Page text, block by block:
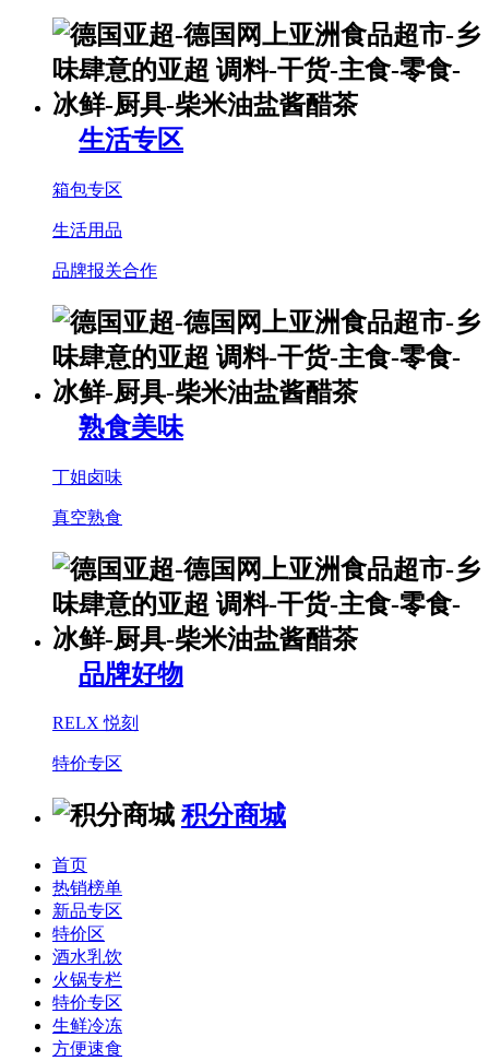
生活专区
箱包专区
生活用品
品牌报关合作
熟食美味
丁姐卤味
真空熟食
品牌好物
RELX 悦刻
特价专区
积分商城
首页
热销榜单
新品专区
特价区
酒水乳饮
火锅专栏
特价专区
生鲜冷冻
方便速食